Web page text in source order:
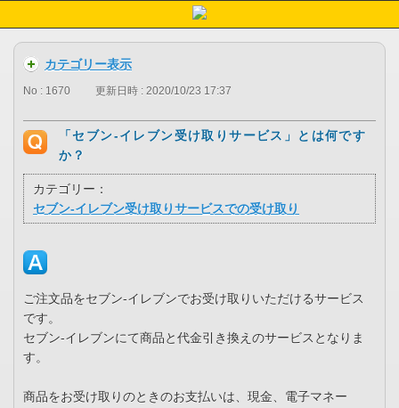
カテゴリー表示
No : 1670 更新日時 : 2020/10/23 17:37
「セブン-イレブン受け取りサービス」とは何です
か？
カテゴリー：
セブン-イレブン受け取りサービスでの受け取り
ご注文品をセブン-イレブンでお受け取りいただけるサービス
です。
セブン-イレブンにて商品と代金引き換えのサービスとなりま
す。
商品をお受け取りのときのお支払いは、現金、電子マネー